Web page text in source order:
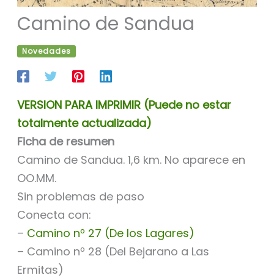
Camino de Sandua
Novedades
VERSION PARA IMPRIMIR (Puede no estar
totalmente actualizada)
Ficha de resumen
Camino de Sandua. 1,6 km. No aparece en
OO.MM.
Sin problemas de paso
Conecta con:
– Camino nº 27 (De los Lagares)
– Camino nº 28 (Del Bejarano a Las
Ermitas)